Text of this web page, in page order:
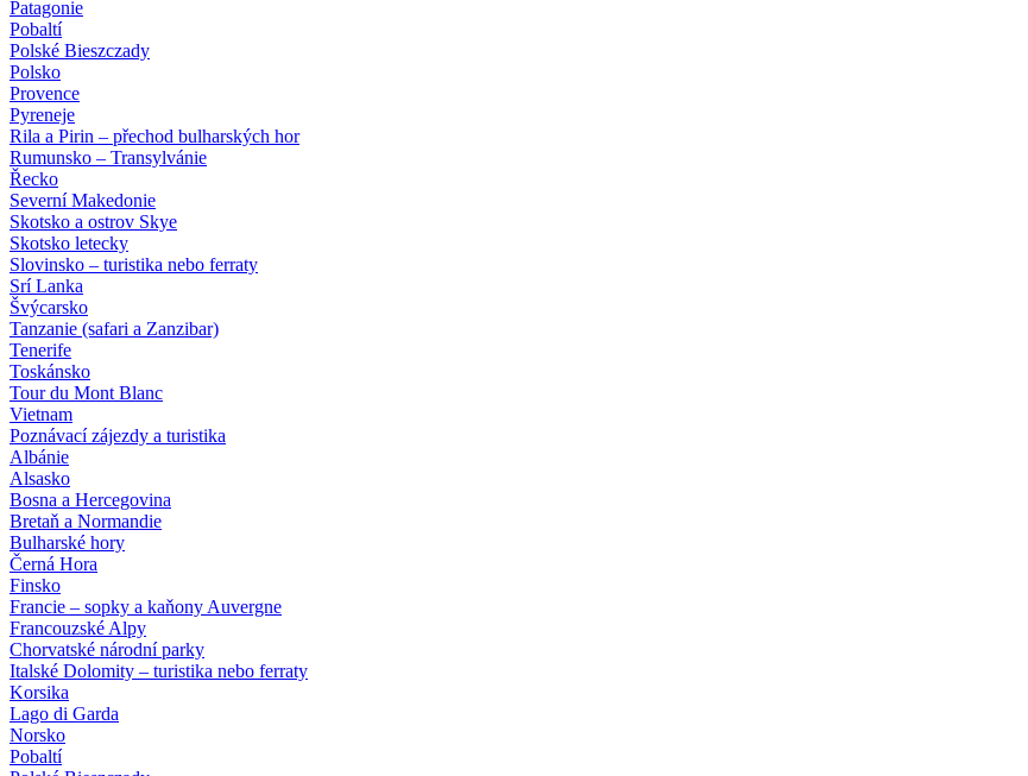
Patagonie
Pobaltí
Polské Bieszczady
Polsko
Provence
Pyreneje
Rila a Pirin – přechod bulharských hor
Rumunsko – Transylvánie
Řecko
Severní Makedonie
Skotsko a ostrov Skye
Skotsko letecky
Slovinsko – turistika nebo ferraty
Srí Lanka
Švýcarsko
Tanzanie (safari a Zanzibar)
Tenerife
Toskánsko
Tour du Mont Blanc
Vietnam
Poznávací zájezdy a turistika
Albánie
Alsasko
Bosna a Hercegovina
Bretaň a Normandie
Bulharské hory
Černá Hora
Finsko
Francie – sopky a kaňony Auvergne
Francouzské Alpy
Chorvatské národní parky
Italské Dolomity – turistika nebo ferraty
Korsika
Lago di Garda
Norsko
Pobaltí